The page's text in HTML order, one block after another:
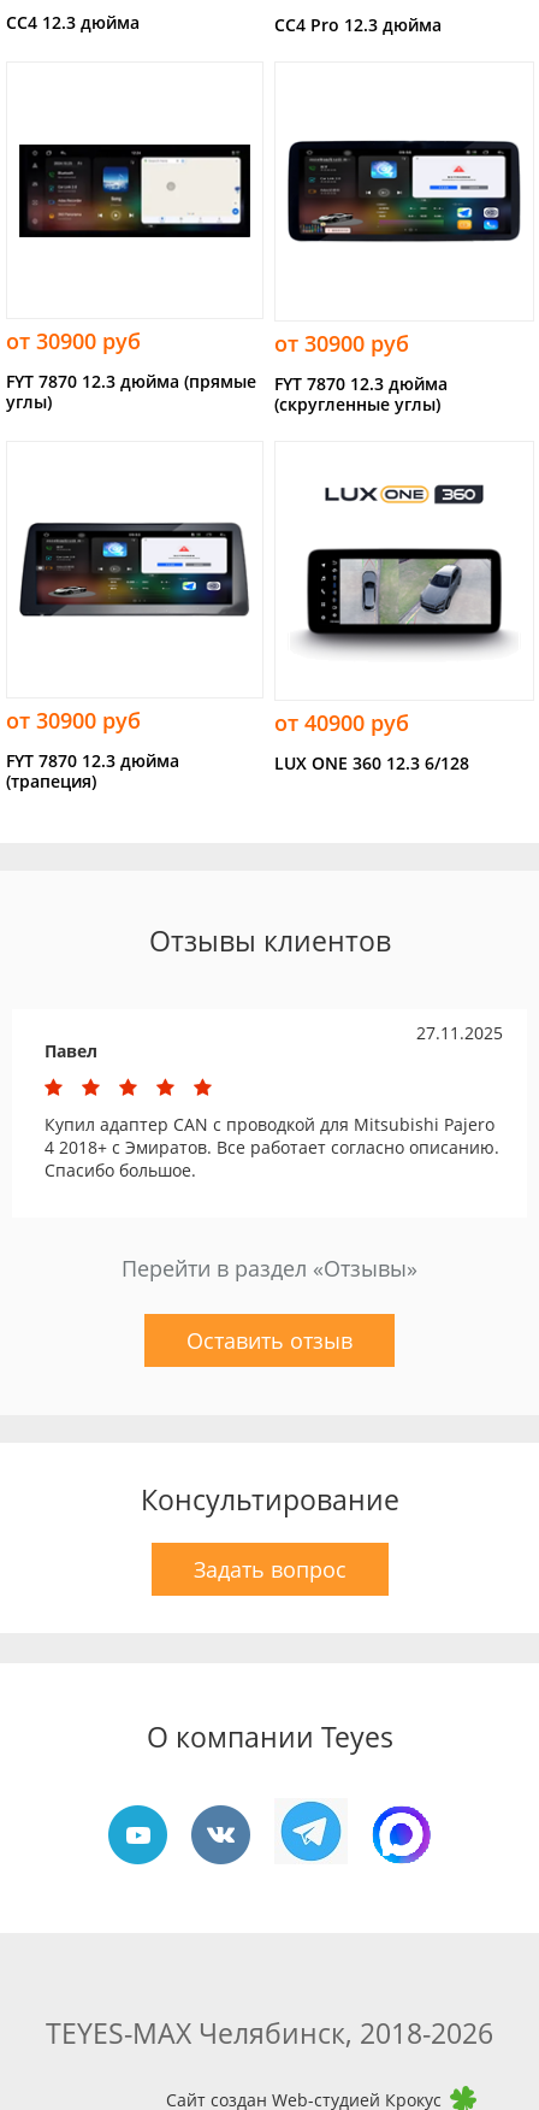
CC4 12.3 дюйма CC4 Pro 12.3 дюйма
от 30900 руб
FYT 7870 12.3 дюйма (прямые
углы)
от 30900 руб
FYT 7870 12.3 дюйма
(скругленные углы)
от 30900 руб
FYT 7870 12.3 дюйма
(трапеция)
от 40900 руб
LUX ONE 360 12.3 6/128
Отзывы клиентов
27.11.2025
Павел
Купил адаптер CAN с проводкой для Mitsubishi Pajero
4 2018+ c Эмиратов. Все работает согласно описанию.
Спасибо большое.
Перейти в раздел «Отзывы»
Оставить отзыв
Консультирование
Задать вопрос
О компании Teyes
TEYES-MAX Челябинск, 2018-2026
Сайт создан Web-студией Крокус